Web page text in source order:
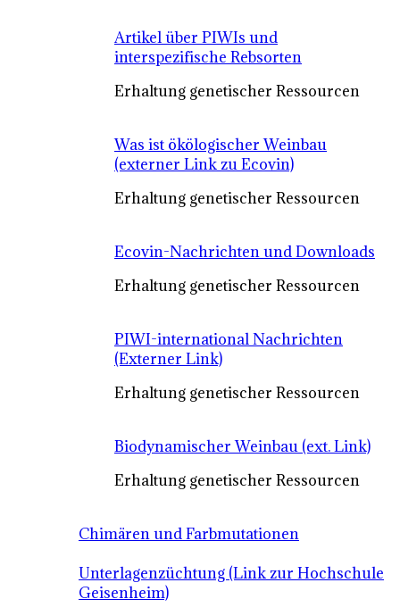
Artikel über PIWIs und
interspezifische Rebsorten
Erhaltung genetischer Ressourcen
Was ist ökölogischer Weinbau
(externer Link zu Ecovin)
Erhaltung genetischer Ressourcen
Ecovin-Nachrichten und Downloads
Erhaltung genetischer Ressourcen
PIWI-international Nachrichten
(Externer Link)
Erhaltung genetischer Ressourcen
Biodynamischer Weinbau (ext. Link)
Erhaltung genetischer Ressourcen
Chimären und Farbmutationen
Unterlagenzüchtung (Link zur Hochschule
Geisenheim)